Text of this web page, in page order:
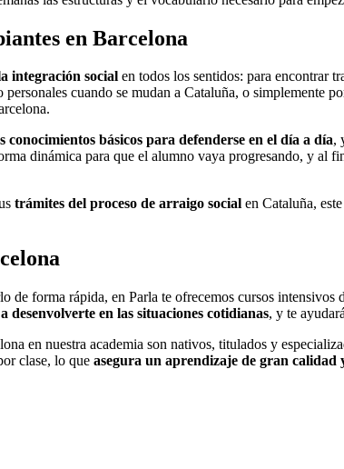
en Barcelona
integración social en todos los sentidos: para encontrar
cuando se mudan a Cataluña, o simplemente
conocimientos básicos para defenderse en el día a día,
dinámica para que el alumno vaya progresando, y al
trámites del proceso de arraigo social en Cataluña,
de forma rápida, en Parla te ofrecemos cursos
desenvolverte en las situaciones cotidianas, y te
en nuestra academia son nativos, titulados y
clase, lo que asegura un aprendizaje de gran calidad